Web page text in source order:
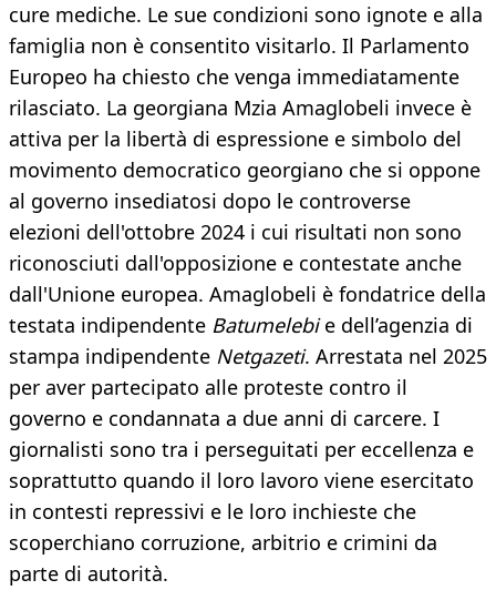
cure mediche. Le sue condizioni sono ignote e alla
famiglia non è consentito visitarlo. Il Parlamento
Europeo ha chiesto che venga immediatamente
rilasciato. La georgiana Mzia Amaglobeli invece è
attiva per la libertà di espressione e simbolo del
movimento democratico georgiano che si oppone
al governo insediatosi dopo le controverse
elezioni dell'ottobre 2024 i cui risultati non sono
riconosciuti dall'opposizione e contestate anche
dall'Unione europea. Amaglobeli è fondatrice della
testata indipendente Batumelebie dell’agenzia di
stampa indipendente Netgazeti. Arrestata nel 2025
per aver partecipato alle proteste contro il
governo e condannata a due anni di carcere. I
giornalisti sono tra i perseguitati per eccellenza e
soprattutto quando il loro lavoro viene esercitato
in contesti repressivi e le loro inchieste che
scoperchiano corruzione, arbitrio e crimini da
parte di autorità.